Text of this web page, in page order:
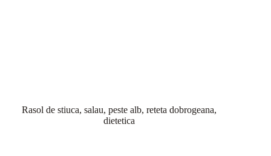
Rasol de stiuca, salau, peste alb, reteta dobrogeana,
dietetica